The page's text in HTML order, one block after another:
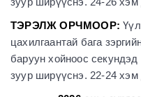
ТЭРЭЛЖ ОРЧМООР:
цахилгаантай бага
баруун хойноос
зуур ширүүснэ. 22-24 хэм